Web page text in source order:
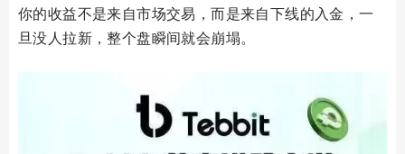
你的收益不是来自市场交易，而是来自下线的入金，一
旦没人拉新，整个盘瞬间就会崩塌。